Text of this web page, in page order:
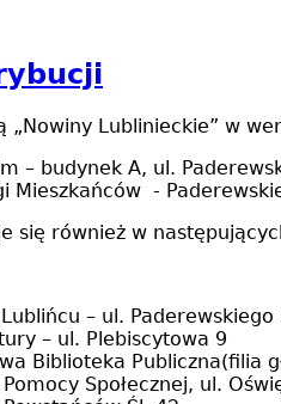
„Nowiny Lublinieckie” w
– budynek A, ul.
Mieszkańców -
się również w
– ul. Paderewskiego
– ul. Plebiscytowa 9
Biblioteka Publiczna(filia
Społecznej, ul.